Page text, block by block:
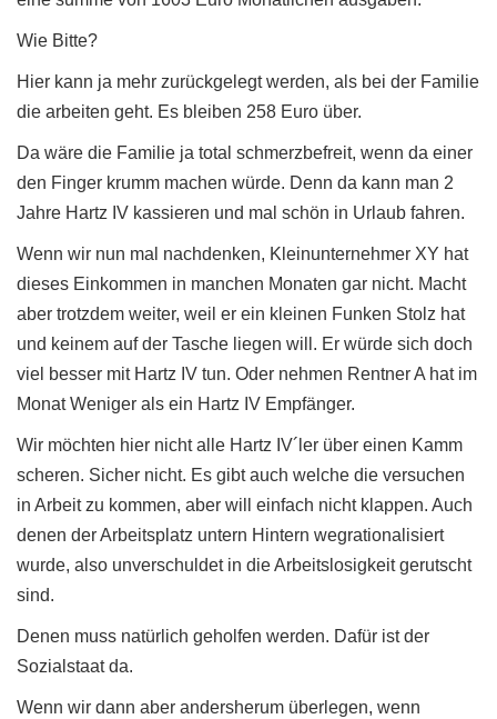
Wie Bitte?
Hier kann ja mehr zurückgelegt werden, als bei der Familie
die arbeiten geht. Es bleiben 258 Euro über.
Da wäre die Familie ja total schmerzbefreit, wenn da einer
den Finger krumm machen würde. Denn da kann man 2
Jahre Hartz IV kassieren und mal schön in Urlaub fahren.
Wenn wir nun mal nachdenken, Kleinunternehmer XY hat
dieses Einkommen in manchen Monaten gar nicht. Macht
aber trotzdem weiter, weil er ein kleinen Funken Stolz hat
und keinem auf der Tasche liegen will. Er würde sich doch
viel besser mit Hartz IV tun. Oder nehmen Rentner A hat im
Monat Weniger als ein Hartz IV Empfänger.
Wir möchten hier nicht alle Hartz IV´ler über einen Kamm
scheren. Sicher nicht. Es gibt auch welche die versuchen
in Arbeit zu kommen, aber will einfach nicht klappen. Auch
denen der Arbeitsplatz untern Hintern wegrationalisiert
wurde, also unverschuldet in die Arbeitslosigkeit gerutscht
sind.
Denen muss natürlich geholfen werden. Dafür ist der
Sozialstaat da.
Wenn wir dann aber andersherum überlegen, wenn